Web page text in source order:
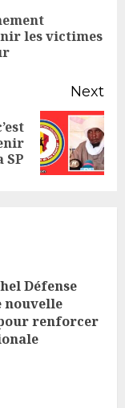
les victimes
Next
SP
Défense
nouvelle
renforcer